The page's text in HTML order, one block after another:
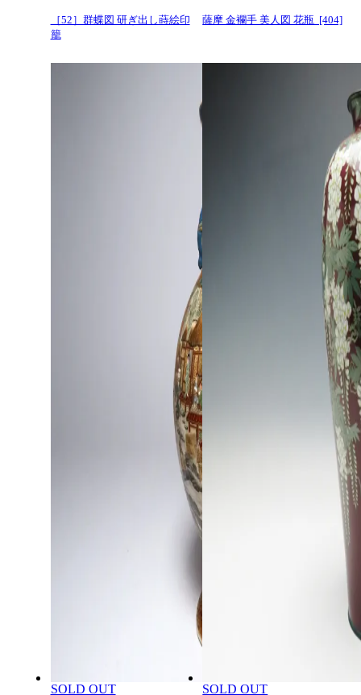
［52］群蝶図 研ぎ出し蒔絵印
籠
薩摩 金襴手 美人図 花瓶 [404]
SOLD OUT SOLD OUT